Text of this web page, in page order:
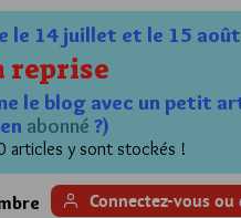
le 14 juillet et le 15 août
reprise
le blog avec un petit
abonné ?)
articles y sont stockés !
Connectez-vous